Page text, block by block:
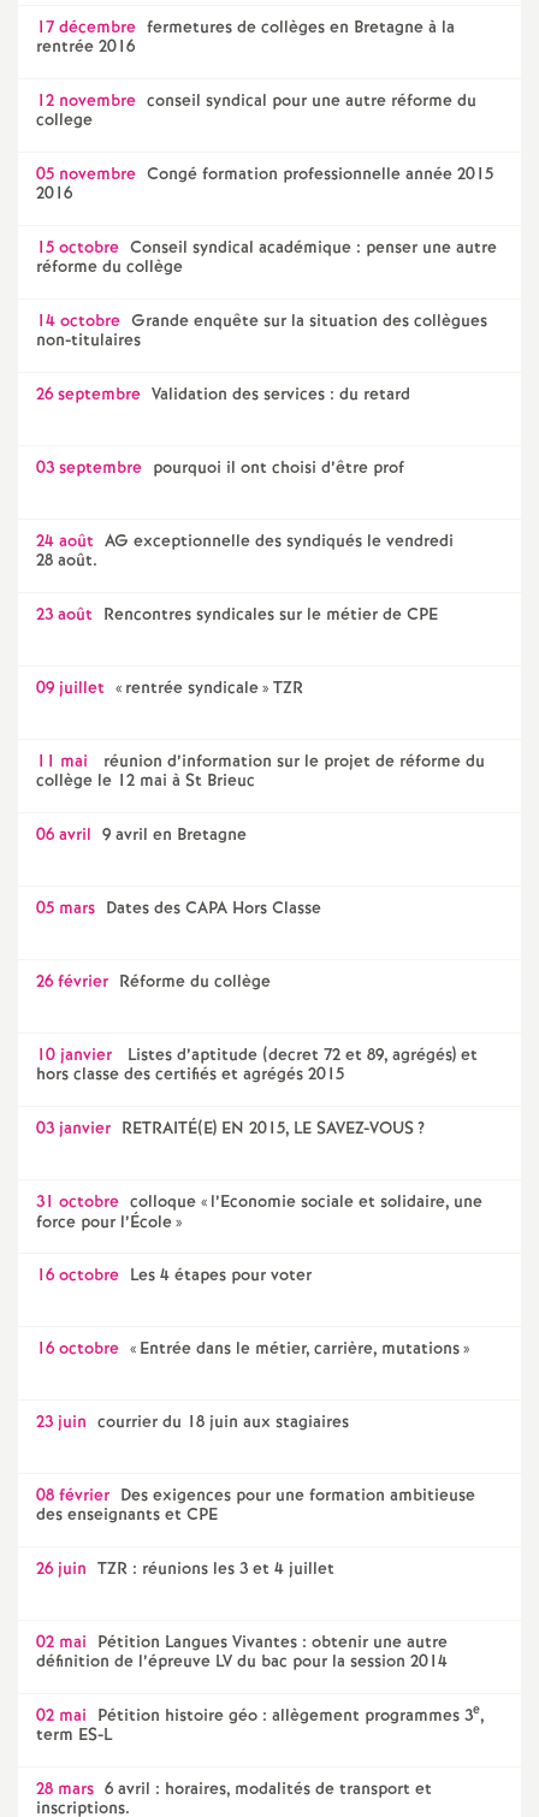
d
e
S
e
n
d
d
e
é
é
n
s
o
s
17 décembre fermetures de collèges en Bretagne à la
rentrée 2016
12 novembre conseil syndical pour une autre réforme du
college
05 novembre Congé formation professionnelle année 2015
2016
15 octobre Conseil syndical académique : penser une autre
réforme du collège
14 octobre Grande enquête sur la situation des collègues
non-titulaires
26 septembre Validation des services : du retard
03 septembre pourquoi il ont choisi d’être prof
24 août AG exceptionnelle des syndiqués le vendredi
28 août.
23 août Rencontres syndicales sur le métier de CPE
09 juillet « rentrée syndicale» TZR
11 mai
réunion d’information sur le projet de réforme du
collège le 12 mai à St Brieuc
06 avril 9 avril en Bretagne
05 mars Dates des CAPA Hors Classe
26 février Réforme du collège
10 janvier
Listes d’aptitude (decret 72 et 89, agrégés) et
hors classe des certifiés et agrégés 2015
03 janvier RETRAITÉ(E) EN 2015, LE SAVEZ-VOUS?
31 octobre colloque « l’Economie sociale et solidaire, une
force pour l’École»
16 octobre Les 4 étapes pour voter
16 octobre « Entrée dans le métier, carrière, mutations»
23 juin courrier du 18 juin aux stagiaires
08 février Des exigences pour une formation ambitieuse
des enseignants et CPE
26 juin TZR : réunions les 3 et 4 juillet
02 mai Pétition Langues Vivantes : obtenir une autre
définition de l’épreuve LV du bac pour la session 2014
02 mai Pétition histoire géo : allègement programmes 3e,
term ES-L
28 mars 6 avril : horaires, modalités de transport et
inscriptions.